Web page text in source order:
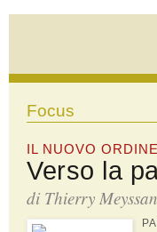
Focus
IL NUOVO
Verso la
di Thierry Meyssan